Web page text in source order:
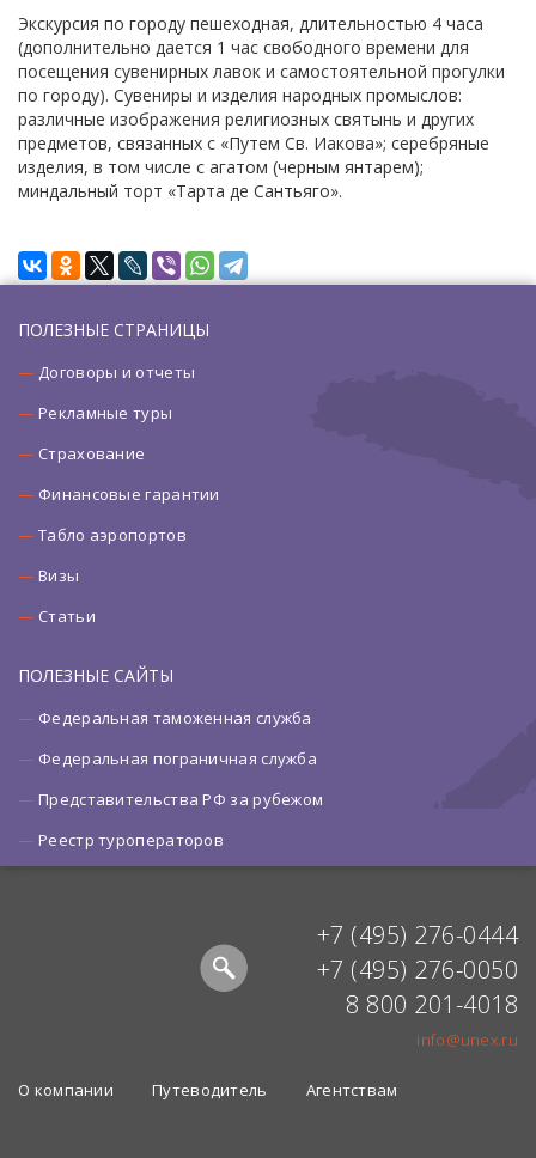
Экскурсия по городу пешеходная, длительностью 4 часа
(дополнительно дается 1 час свободного времени для
посещения сувенирных лавок и самостоятельной прогулки
по городу). Сувениры и изделия народных промыслов:
различные изображения религиозных святынь и других
предметов, связанных с «Путем Св. Иакова»; серебряные
изделия, в том числе с агатом (черным янтарем);
миндальный торт «Тарта де Сантьяго».
ПОЛЕЗНЫЕ СТРАНИЦЫ
Договоры и отчеты
Рекламные туры
Страхование
Финансовые гарантии
Табло аэропортов
Визы
Статьи
ПОЛЕЗНЫЕ САЙТЫ
Федеральная таможенная служба
Федеральная пограничная служба
Представительства РФ за рубежом
Реестр туроператоров
+7 (495) 276-0444
+7 (495) 276-0050
8 800 201-4018
info@unex.ru
О компании Путеводитель Агентствам